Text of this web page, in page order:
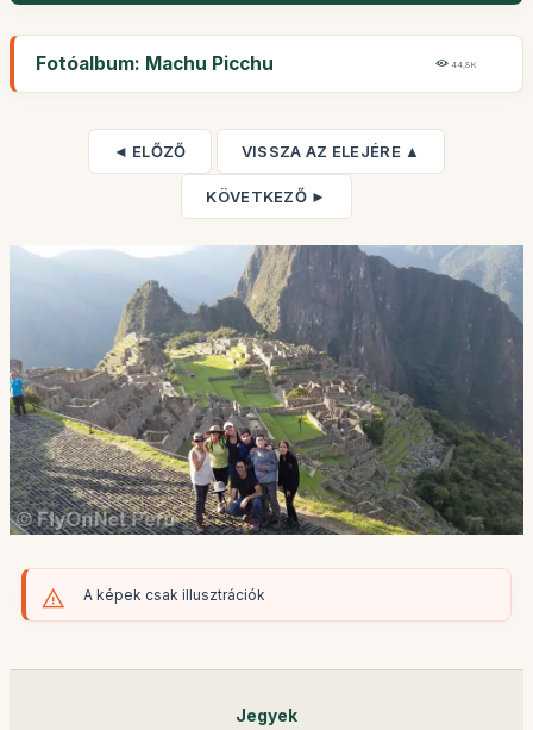
Fotóalbum: Machu Picchu 44,8K
◄ ELŐZŐ VISSZA AZ ELEJÉRE ▲
KÖVETKEZŐ ►
A képek csak illusztrációk
Jegyek